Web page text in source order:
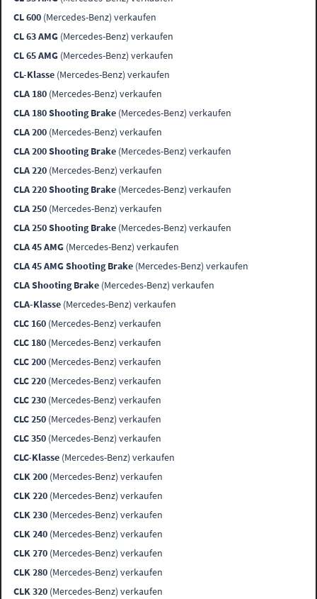
CL 600 (Mercedes-Benz) verkaufen
CL 63 AMG (Mercedes-Benz) verkaufen
CL 65 AMG (Mercedes-Benz) verkaufen
CL-Klasse (Mercedes-Benz) verkaufen
CLA 180 (Mercedes-Benz) verkaufen
CLA 180 Shooting Brake (Mercedes-Benz) verkaufen
CLA 200 (Mercedes-Benz) verkaufen
CLA 200 Shooting Brake (Mercedes-Benz) verkaufen
CLA 220 (Mercedes-Benz) verkaufen
CLA 220 Shooting Brake (Mercedes-Benz) verkaufen
CLA 250 (Mercedes-Benz) verkaufen
CLA 250 Shooting Brake (Mercedes-Benz) verkaufen
CLA 45 AMG (Mercedes-Benz) verkaufen
CLA 45 AMG Shooting Brake (Mercedes-Benz) verkaufen
CLA Shooting Brake (Mercedes-Benz) verkaufen
CLA-Klasse (Mercedes-Benz) verkaufen
CLC 160 (Mercedes-Benz) verkaufen
CLC 180 (Mercedes-Benz) verkaufen
CLC 200 (Mercedes-Benz) verkaufen
CLC 220 (Mercedes-Benz) verkaufen
CLC 230 (Mercedes-Benz) verkaufen
CLC 250 (Mercedes-Benz) verkaufen
CLC 350 (Mercedes-Benz) verkaufen
CLC-Klasse (Mercedes-Benz) verkaufen
CLK 200 (Mercedes-Benz) verkaufen
CLK 220 (Mercedes-Benz) verkaufen
CLK 230 (Mercedes-Benz) verkaufen
CLK 240 (Mercedes-Benz) verkaufen
CLK 270 (Mercedes-Benz) verkaufen
CLK 280 (Mercedes-Benz) verkaufen
CLK 320 (Mercedes-Benz) verkaufen